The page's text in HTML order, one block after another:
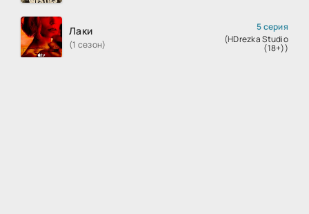
Лаки
(1 сезон)
5 серия
(HDrezka Studio
(18+))